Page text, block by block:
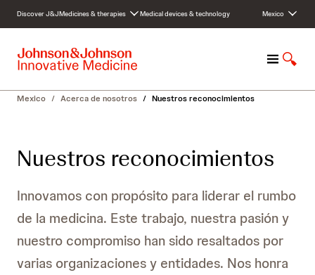
c
Discover J&JMedicines & therapies Medical devices & technology Mexico
M
n
S
o
h
Mexico / Acerca de nosotros / Nuestros reconocimientos
Nuestros reconocimientos
Innovamos con propósito para liderar el rumbo
de la medicina. Este trabajo, nuestra pasión y
nuestro compromiso han sido resaltados por
varias organizaciones y entidades. Nos honra